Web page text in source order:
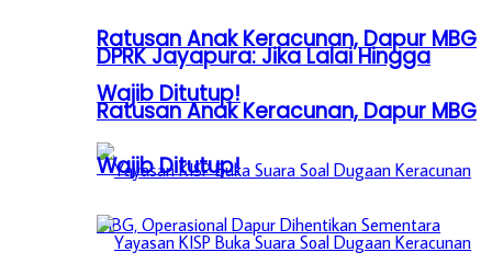
Ratusan Anak Keracunan, Dapur MBG
Wajib Ditutup!
DPRK Jayapura: Jika Lalai Hingga
Ratusan Anak Keracunan, Dapur MBG
Wajib Ditutup!